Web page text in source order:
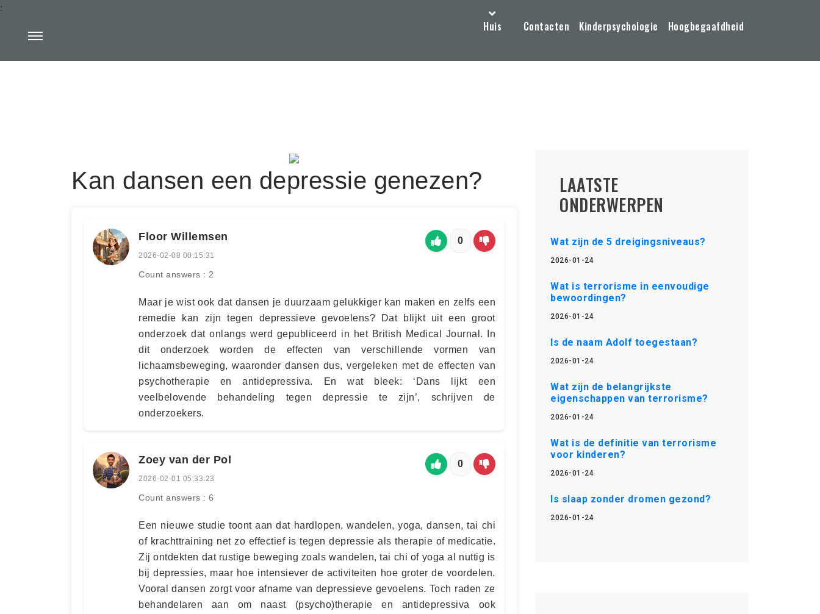
Huis Contacten Kinderpsychologie Hoogbegaafdheid
:
Kan dansen een depressie genezen?
Floor Willemsen
2026-02-08 00:15:31
Count answers : 2
0
Maar je wist ook dat dansen je duurzaam gelukkiger kan maken en zelfs een
remedie kan zijn tegen depressieve gevoelens? Dat blijkt uit een groot
onderzoek dat onlangs werd gepubliceerd in het British Medical Journal. In
dit onderzoek worden de effecten van verschillende vormen van
lichaamsbeweging, waaronder dansen dus, vergeleken met de effecten van
psychotherapie en antidepressiva. En wat bleek: ‘Dans lijkt een
veelbelovende behandeling tegen depressie te zijn’, schrijven de
onderzoekers.
Zoey van der Pol
2026-02-01 05:33:23
Count answers : 6
0
Een nieuwe studie toont aan dat hardlopen, wandelen, yoga, dansen, tai chi
of krachttraining net zo effectief is tegen depressie als therapie of medicatie.
Zij ontdekten dat rustige beweging zoals wandelen, tai chi of yoga al nuttig is
bij depressies, maar hoe intensiever de activiteiten hoe groter de voordelen.
Vooral dansen zorgt voor afname van depressieve gevoelens. Toch raden ze
behandelaren aan om naast (psycho)therapie en antidepressiva ook
LAATSTE
ONDERWERPEN
Wat zijn de 5 dreigingsniveaus?
2026-01-24
Wat is terrorisme in eenvoudige
bewoordingen?
2026-01-24
Is de naam Adolf toegestaan?
2026-01-24
Wat zijn de belangrijkste
eigenschappen van terrorisme?
2026-01-24
Wat is de definitie van terrorisme
voor kinderen?
2026-01-24
Is slaap zonder dromen gezond?
2026-01-24